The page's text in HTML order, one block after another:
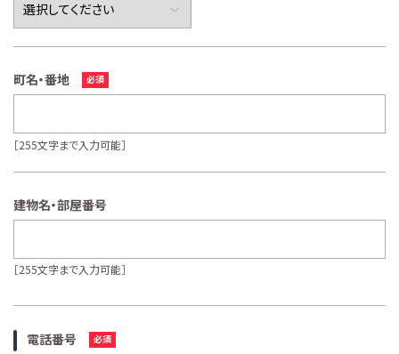
町名・番地
［255文字まで入力可能］
建物名・部屋番号
［255文字まで入力可能］
電話番号